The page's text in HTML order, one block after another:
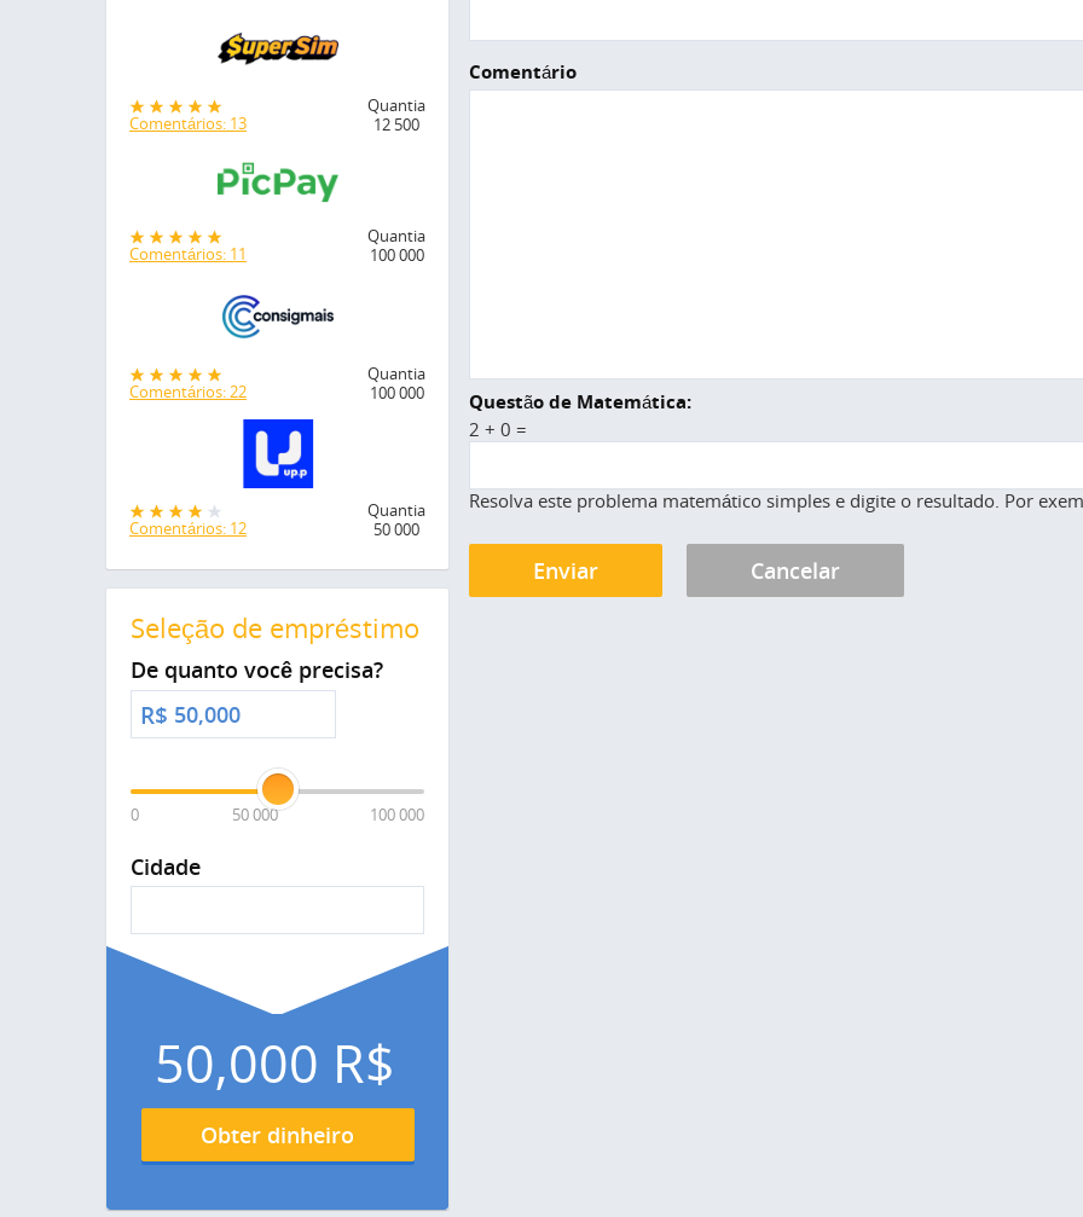
Comentário
Questão de Matemática:
2 + 0 =
Resolva este problema matemático simples e digite o resultado. Por
Comentários: 13
Quantia
12 500
Comentários: 11
Quantia
100 000
Comentários: 22
Quantia
100 000
Comentários: 12
Quantia
50 000
Seleção de empréstimo
De quanto você precisa?
R$
0 50 000 100 000
Cidade
50,000 R$
Obter dinheiro